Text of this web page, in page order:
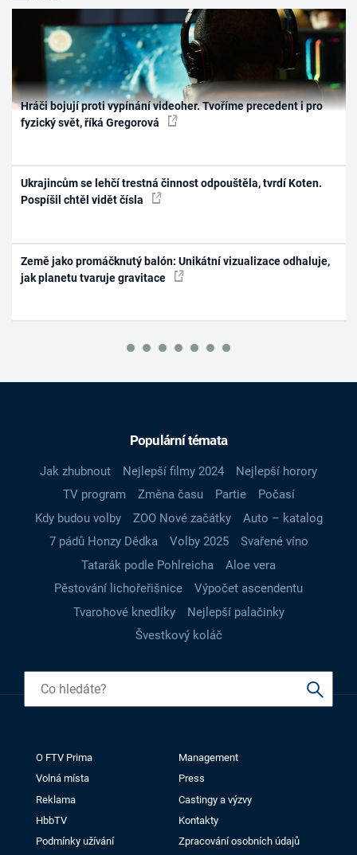
Hráči bojují proti vypínání videoher. Tvoříme precedent i pro
fyzický svět, říká Gregorová
Ukrajincům se lehčí trestná činnost odpouštěla, tvrdí Koten.
Pospíšil chtěl vidět čísla
Země jako promáčknutý balón: Unikátní vizualizace odhaluje,
jak planetu tvaruje gravitace
Populární témata
Jak zhubnout Nejlepší filmy 2024
Nejlepší horory
TV program
Změna času Partie
Počasí
Kdy budou volby
ZOO Nové začátky
Auto – katalog
7 pádů Honzy Dědka
Volby 2025
Svařené víno
Tatarák podle Pohlreicha
Aloe vera
Pěstování lichořeřišnice
Výpočet ascendentu
Tvarohové knedlíky
Nejlepší palačinky
Švestkový koláč
O FTV Prima
Management
Volná místa
Press
Reklama
Castingy a výzvy
HbbTV
Kontakty
Podmínky užívání
Zpracování osobních údajů